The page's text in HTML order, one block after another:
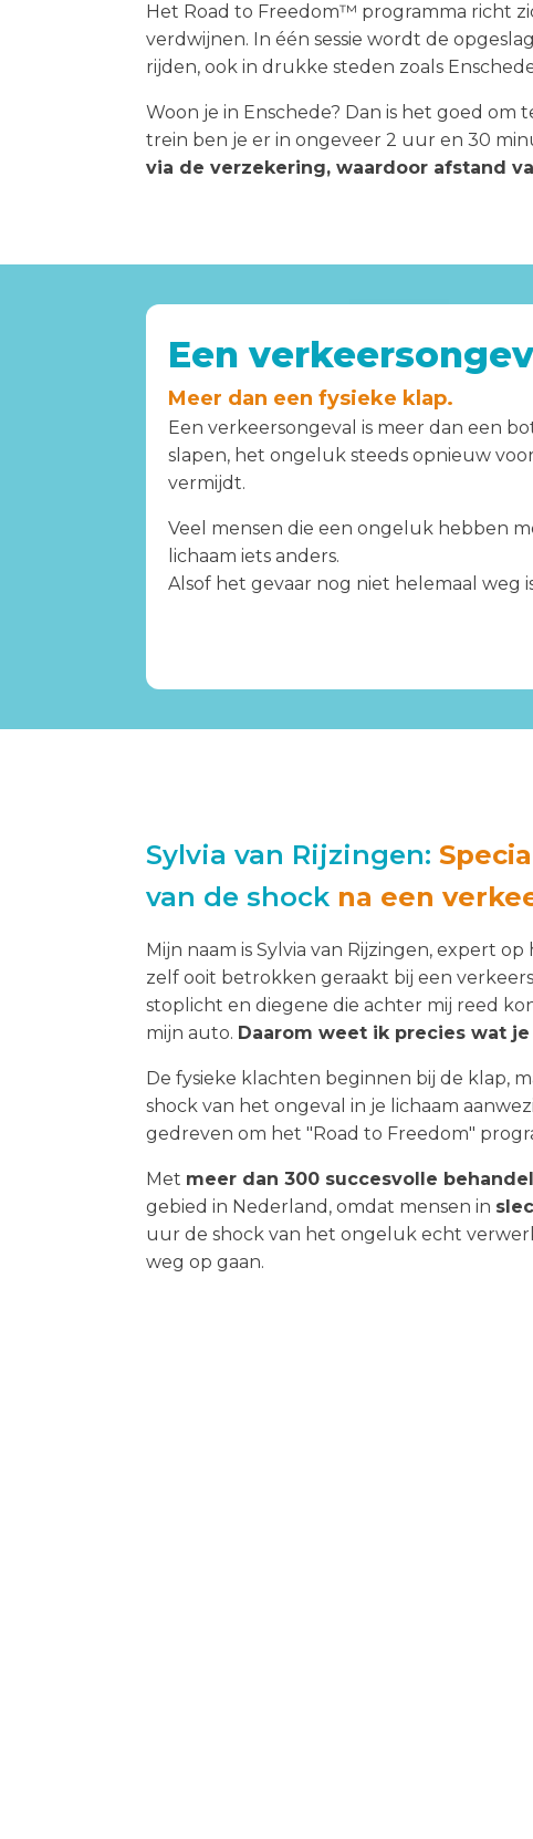
Het Road to Freedom™ programma richt
verdwijnen. In één sessie wordt de
rijden, ook in drukke steden zoals
Woon je in Enschede? Dan is het goed om
trein ben je er in ongeveer 2 uur en 30
via de verzekering, waardoor afstand
Een
Meer dan een fysieke klap.
Een verkeersongeval is meer dan een
slapen, het ongeluk steeds opnieuw
vermijdt.
Veel mensen die een ongeluk hebben
lichaam iets anders.
Alsof het gevaar nog niet helemaal weg
Sylvia van Rijzingen:
van de shock na een
Mijn naam is Sylvia van Rijzingen, expert
zelf ooit betrokken geraakt bij een
stoplicht en diegene die achter mij reed
mijn auto. Daarom weet ik precies wat
De fysieke klachten beginnen bij de klap,
shock van het ongeval in je lichaam
gedreven om het "Road to Freedom"
Met meer dan 300 succesvolle
gebied in Nederland, omdat mensen in
uur de shock van het ongeluk echt
weg op gaan.